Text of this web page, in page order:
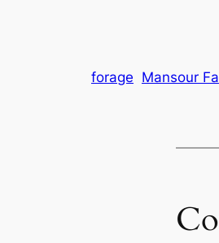
forage Mansour